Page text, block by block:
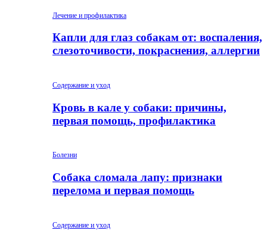
Лечение и профилактика
Капли для глаз собакам от: воспаления,
слезоточивости, покраснения, аллергии
Содержание и уход
Кровь в кале у собаки: причины,
первая помощь, профилактика
Болезни
Собака сломала лапу: признаки
перелома и первая помощь
Содержание и уход